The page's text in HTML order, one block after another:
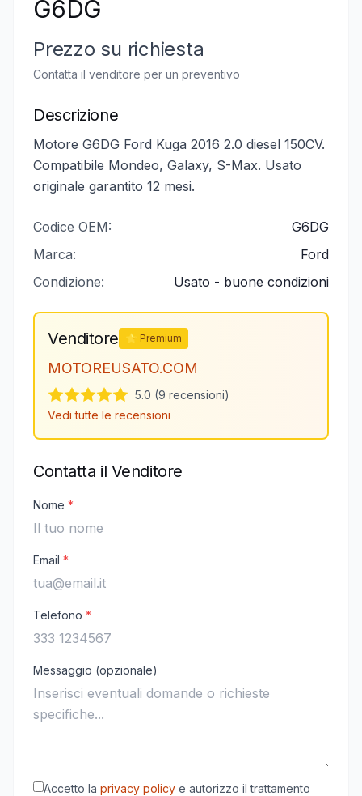
G6DG
Prezzo su richiesta
Contatta il venditore per un preventivo
Descrizione
Motore G6DG Ford Kuga 2016 2.0 diesel 150CV.
Compatibile Mondeo, Galaxy, S-Max. Usato
originale garantito 12 mesi.
Codice OEM:
G6DG
Marca:
Ford
Condizione:
Usato - buone condizioni
Venditore ⭐ Premium
MOTOREUSATO.COM
5.0 (9 recensioni)
Vedi tutte le recensioni
Contatta il Venditore
Nome *
Email *
Telefono *
Messaggio (opzionale)
Accetto la privacy policy e autorizzo il trattamento